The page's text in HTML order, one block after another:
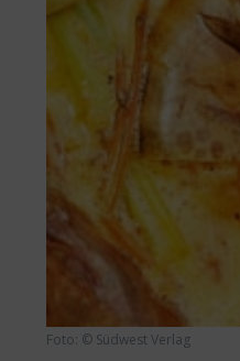
Foto: © Südwest Verlag